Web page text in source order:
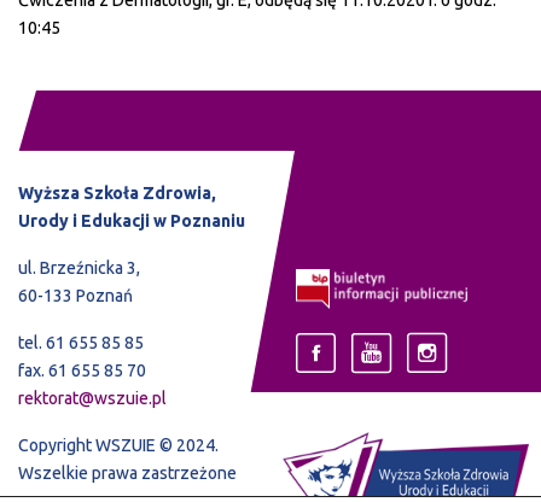
10:45
Wyższa Szkoła Zdrowia,
Urody i Edukacji w Poznaniu
ul. Brzeźnicka 3,
60-133 Poznań
tel. 61 655 85 85
fax. 61 655 85 70
rektorat@wszuie.pl
Copyright WSZUIE © 2024.
Wszelkie prawa zastrzeżone